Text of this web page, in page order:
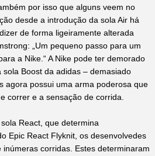
por isso que alguns veem no
desde a introdução da sola Air há
de forma ligeiramente alterada
„Um pequeno passo para um
a Nike.“ A Nike pode ter demorado
Boost da adidas – demasiado
agora possui uma arma poderosa que
correr e a sensação de corrida.
React, que determina
Epic React Flyknit, os desenvolvedes
corridas. Estes determinaram